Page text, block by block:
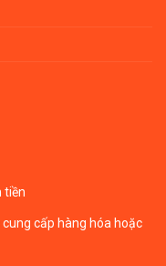
tiền
cấp hàng hóa hoặc